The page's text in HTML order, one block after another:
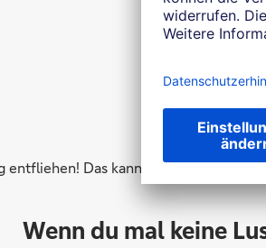
entfliehen! Das kann ein kurzer
Wenn du mal keine